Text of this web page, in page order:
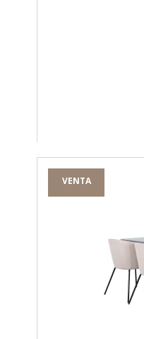
VENTA